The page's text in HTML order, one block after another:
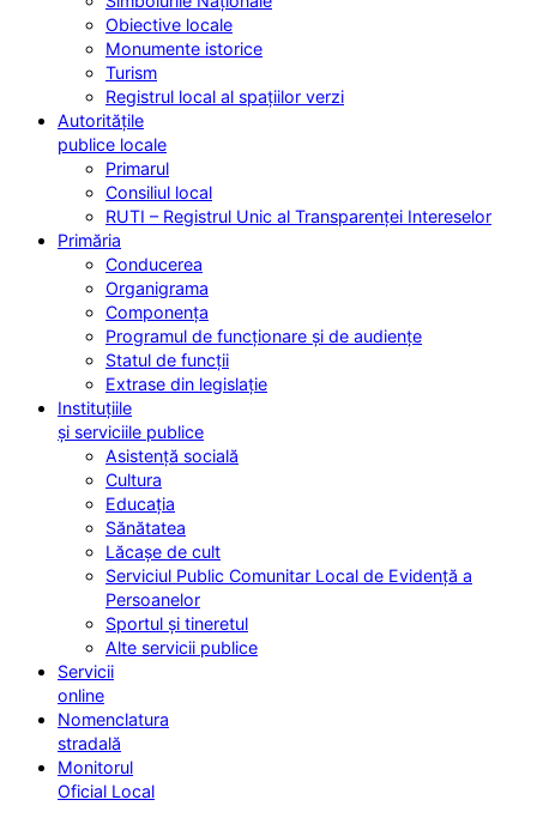
Obiective locale
Monumente istorice
Turism
Registrul local al spațiilor verzi
Autoritățile
publice locale
Primarul
Consiliul local
RUTI – Registrul Unic al Transparenței Intereselor
Primăria
Conducerea
Organigrama
Componența
Programul de funcționare și de audiențe
Statul de funcții
Extrase din legislație
Instituțiile
și serviciile publice
Asistență socială
Cultura
Educația
Sănătatea
Lăcașe de cult
Serviciul Public Comunitar Local de Evidență a
Persoanelor
Sportul și tineretul
Alte servicii publice
Servicii
online
Nomenclatura
stradală
Monitorul
Oficial Local